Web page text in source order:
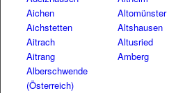
Aichen
Aichstetten
Aitrach
Aitrang
Alberschwende
(Österreich)
Altomünster
Altshausen
Altusried
Amberg